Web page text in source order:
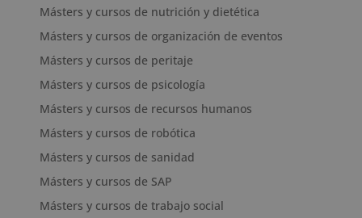
Másters y cursos de nutrición y dietética
Másters y cursos de organización de eventos
Másters y cursos de peritaje
Másters y cursos de psicología
Másters y cursos de recursos humanos
Másters y cursos de robótica
Másters y cursos de sanidad
Másters y cursos de SAP
Másters y cursos de trabajo social